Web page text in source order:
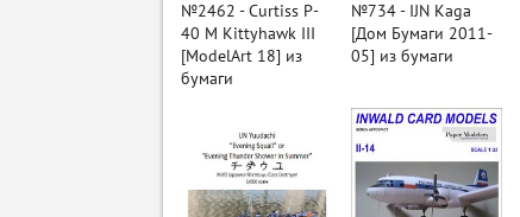
№2462 - Curtiss P-
40 M Kittyhawk III
[ModelArt 18] из
бумаги
№734 - IJN Kaga
[Дом Бумаги 2011-
05] из бумаги